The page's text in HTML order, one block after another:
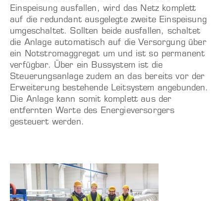
Einspeisung ausfallen, wird das Netz komplett
auf die redundant ausgelegte zweite Einspeisung
umgeschaltet. Sollten beide ausfallen, schaltet
die Anlage automatisch auf die Versorgung über
ein Notstromaggregat um und ist so permanent
verfügbar. Über ein Bussystem ist die
Steuerungsanlage zudem an das bereits vor der
Erweiterung bestehende Leitsystem angebunden.
Die Anlage kann somit komplett aus der
entfernten Warte des Energieversorgers
gesteuert werden.